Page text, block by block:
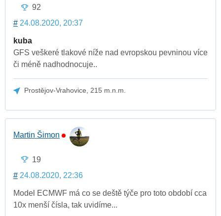
92
# 24.08.2020, 20:37
kuba
GFS veškeré tlakové níže nad evropskou pevninou více
či méně nadhodnocuje..
Prostějov-Vrahovice, 215 m.n.m.
Martin Šimon
19
# 24.08.2020, 22:36
Model ECMWF má co se deště týče pro toto období cca
10x menší čísla, tak uvidíme...